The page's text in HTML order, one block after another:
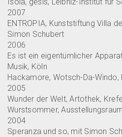
2007
ENTROPIA, Kunststiftung Villa
Simon Schubert
2006
Es ist ein eigentümlicher
Musik, Köln
Hackamore, Wotsch-Da-Windo,
2005
Wunder der Welt, Artothek,
Wurstsommer,
2004
Speranza und so, mit Simon